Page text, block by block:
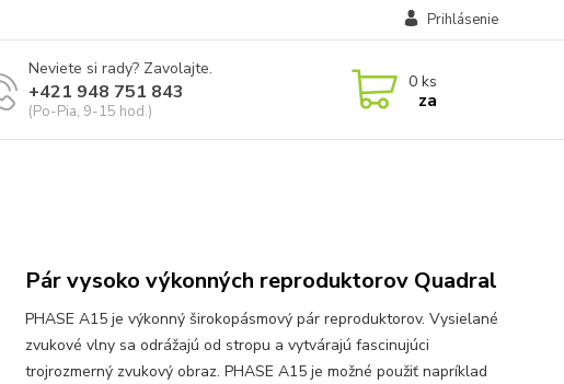
Prihlásenie
Neviete si rady? Zavolajte.
+421 948 751 843
(Po-Pia, 9-15 hod.)
0 ks
za
Pár vysoko výkonných reproduktorov Quadral
PHASE A15 je výkonný širokopásmový pár reproduktorov. Vysielané
zvukové vlny sa odrážajú od stropu a vytvárajú fascinujúci
trojrozmerný zvukový obraz. PHASE A15 je možné použiť napríklad